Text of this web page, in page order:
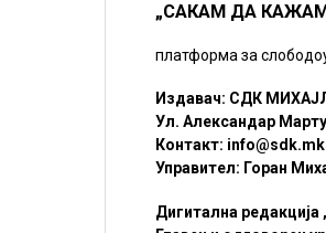
„САКАМ ДА
платформа за
Издавач: СДК
Ул. Александар
Контакт: info@sdk.mk
Управител: Горан
Дигитална